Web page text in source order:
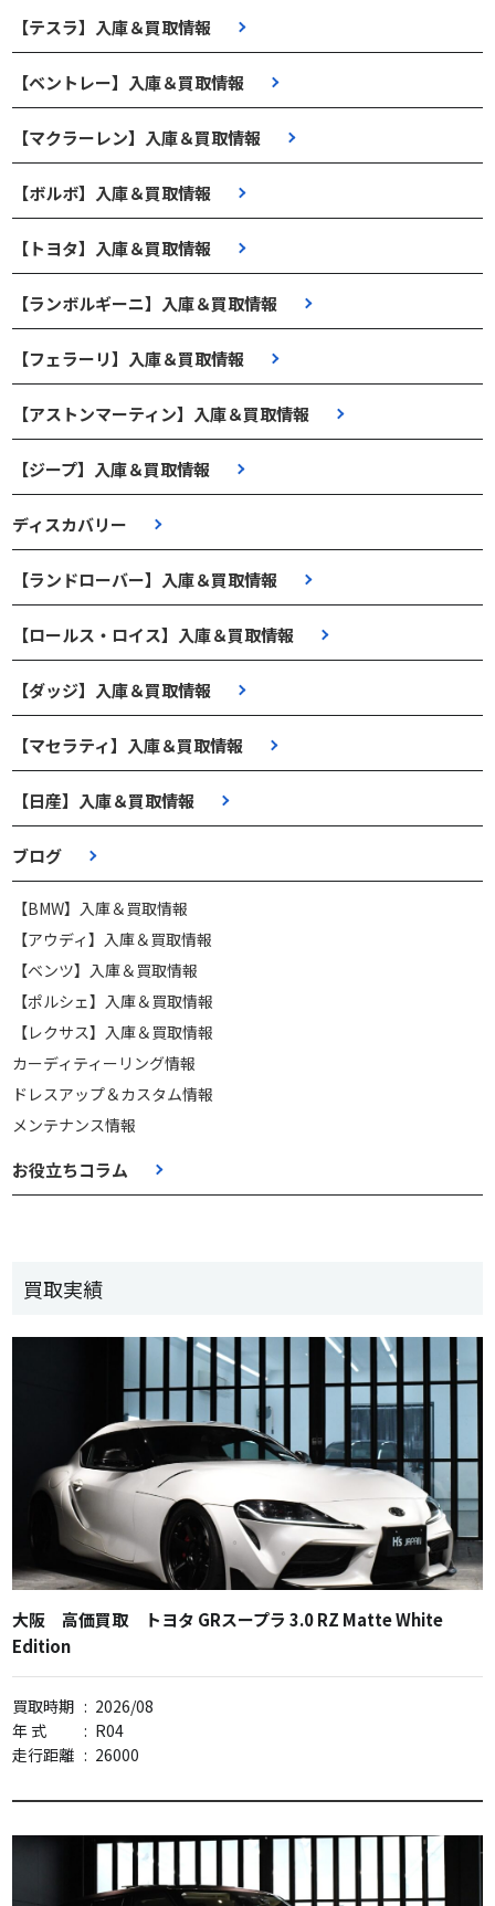
【テスラ】入庫＆買取情報
【ベントレー】入庫＆買取情報
【マクラーレン】入庫＆買取情報
【ボルボ】入庫＆買取情報
【トヨタ】入庫＆買取情報
【ランボルギーニ】入庫＆買取情報
【フェラーリ】入庫＆買取情報
【アストンマーティン】入庫＆買取情報
【ジープ】入庫＆買取情報
ディスカバリー
【ランドローバー】入庫＆買取情報
【ロールス・ロイス】入庫＆買取情報
【ダッジ】入庫＆買取情報
【マセラティ】入庫＆買取情報
【日産】入庫＆買取情報
ブログ
【BMW】入庫＆買取情報
【アウディ】入庫＆買取情報
【ベンツ】入庫＆買取情報
【ポルシェ】入庫＆買取情報
【レクサス】入庫＆買取情報
カーディティーリング情報
ドレスアップ＆カスタム情報
メンテナンス情報
お役立ちコラム
買取実績
大阪 高価買取 トヨタ GRスープラ 3.0 RZ Matte White
Edition
買取時期 : 2026/08
年 式
: R04
走行距離 : 26000